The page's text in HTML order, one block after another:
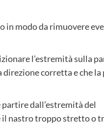
in modo da rimuovere
l’estremità sulla
corretta e che la
dall’estremità del
il nastro troppo stretto o